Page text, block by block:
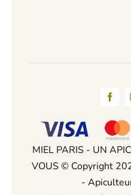
MIEL PARIS - UN
VOUS © Copyright
-